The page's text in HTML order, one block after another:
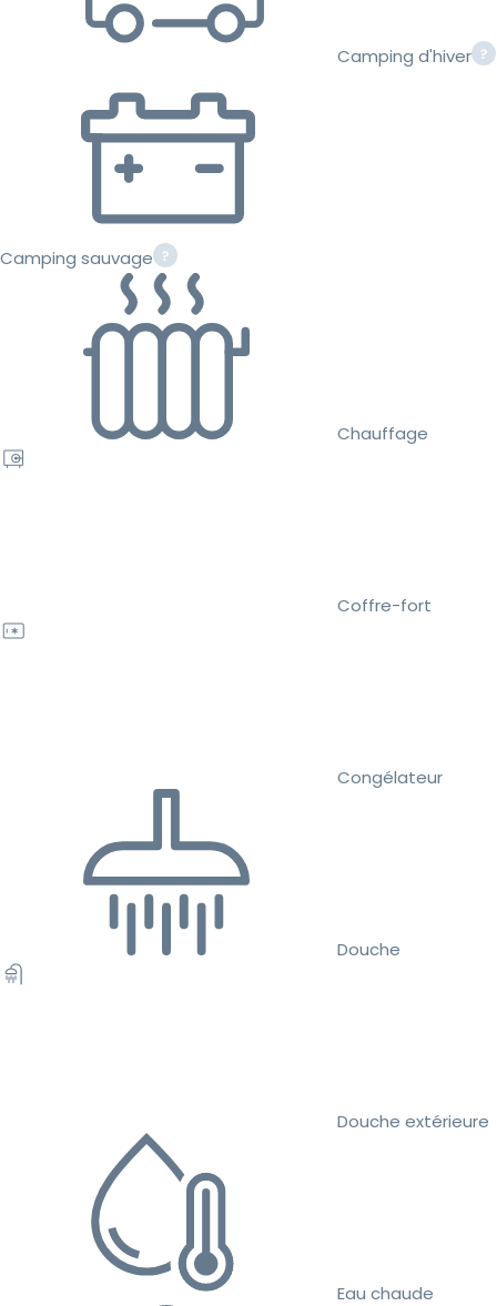
Camping d'hiver
Camping sauvage
Chauffage
Coffre-fort
Congélateur
Douche
Douche extérieure
Eau chaude